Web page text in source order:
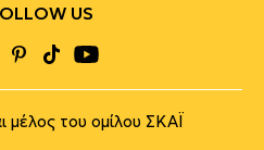
US
μέλος του ομίλου ΣΚΑΪ